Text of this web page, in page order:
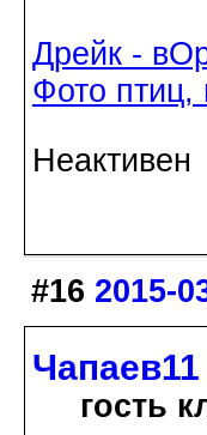
Дрейк -
Фото птиц,
Неактивен
#16 2015-
Чапаев11
гость